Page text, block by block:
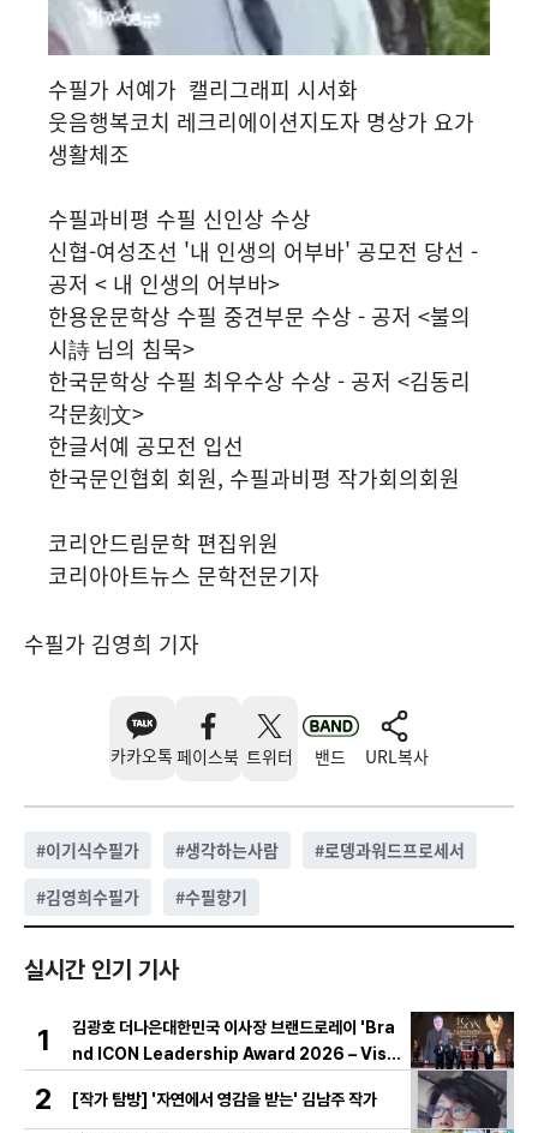
수필가 서예가 캘리그래피 시서화
웃음행복코치 레크리에이션지도자 명상가 요가
생활체조
수필과비평 수필 신인상 수상
신협-여성조선 '내 인생의 어부바' 공모전 당선 -
공저 < 내 인생의 어부바>
한용운문학상 수필 중견부문 수상 - 공저 <불의
시詩 님의 침묵>
한국문학상 수필 최우수상 수상 - 공저 <김동리
각문刻文>
한글서예 공모전 입선
한국문인협회 회원, 수필과비평 작가회의회원
코리안드림문학 편집위원
코리아아트뉴스 문학전문기자
수필가 김영희 기자
카카오톡 페이스북 트위터 밴드 URL복사
#이기식수필가 #생각하는사람 #로뎅과워드프로세서
#김영희수필가 #수필향기
실시간 인기 기사
1
김광호 더나은대한민국 이사장 브랜드로레이 'Bra
nd ICON Leadership Award 2026 – Visio
2 [작가 탐방] '자연에서 영감을 받는' 김남주 작가